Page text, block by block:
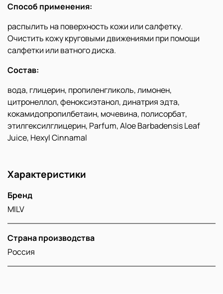
Способ применения:
распылить на поверхность кожи или салфетку.
Очистить кожу круговыми движениями при помощи
салфетки или ватного диска.
Состав:
вода, глицерин, пропиленгликоль, лимонен,
цитронеллол, феноксиэтанол, динатрия эдта,
кокамидопропилбетаин, мочевина, полисорбат,
этилгексилглицерин, Parfum, Aloe Barbadensis Leaf
Juice, Hexyl Cinnamal
Характеристики
Бренд
MILV
Страна производства
Россия